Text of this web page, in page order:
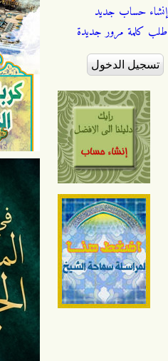
إنشاء حساب جديد
طلب كلمة مرور جديدة